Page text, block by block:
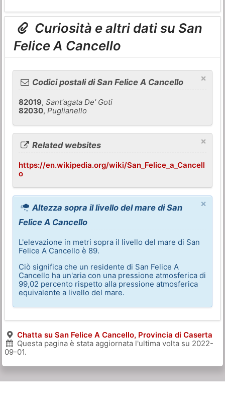
Curiosità e altri dati su San
Felice A Cancello
×
Codici postali di San Felice A Cancello
82019,Sant'agata De' Goti
82030,Puglianello
×
Related websites
https://en.wikipedia.org/wiki/San_Felice_a_Cancell
o
×
Altezza sopra il livello del mare di San
Felice A Cancello
L'elevazione in metri sopra il livello del mare di San
Felice A Cancello è 89.
Ciò significa che un residente di San Felice A
Cancello ha un'aria con una pressione atmosferica di
99,02 percento rispetto alla pressione atmosferica
equivalente a livello del mare.
Chatta su San Felice A Cancello, Provincia di Caserta
Questa pagina è stata aggiornata l'ultima volta su 2022-
09-01.